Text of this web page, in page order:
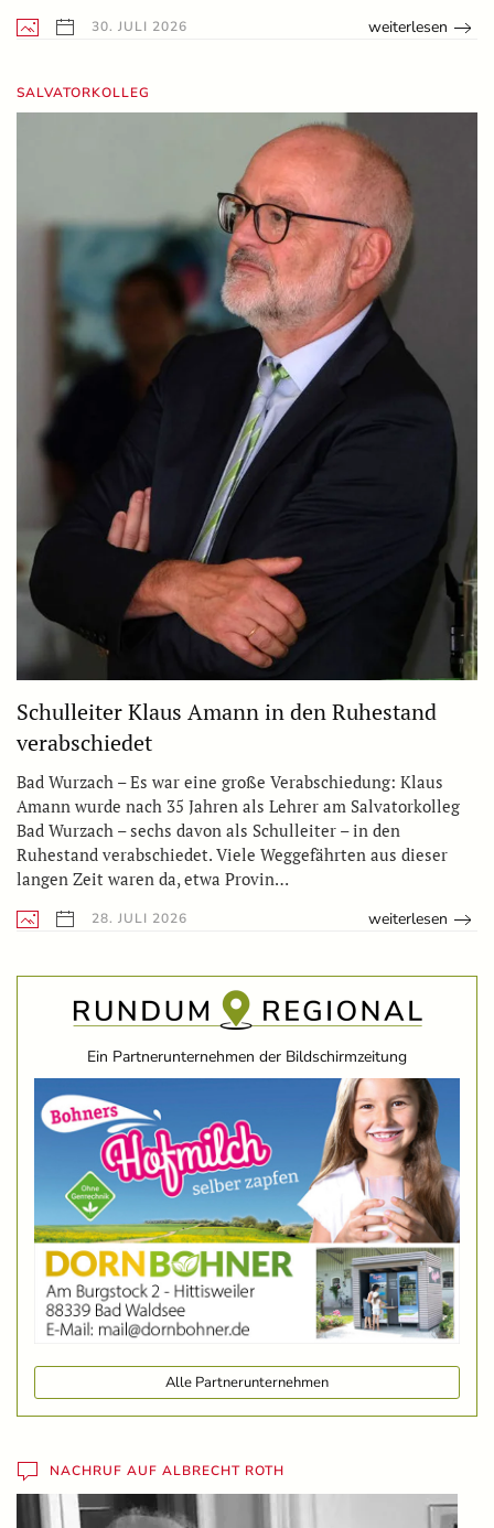
30. JULI 2026 weiterlesen
SALVATORKOLLEG
Schulleiter Klaus Amann in den Ruhestand
verabschiedet
Bad Wurzach – Es war eine große Verabschiedung: Klaus
Amann wurde nach 35 Jahren als Lehrer am Salvatorkolleg
Bad Wurzach – sechs davon als Schulleiter – in den
Ruhestand verabschiedet. Viele Weggefährten aus dieser
langen Zeit waren da, etwa Provin…
28. JULI 2026 weiterlesen
Ein Partnerunternehmen der Bildschirmzeitung
Alle Partnerunternehmen
NACHRUF AUF ALBRECHT ROTH